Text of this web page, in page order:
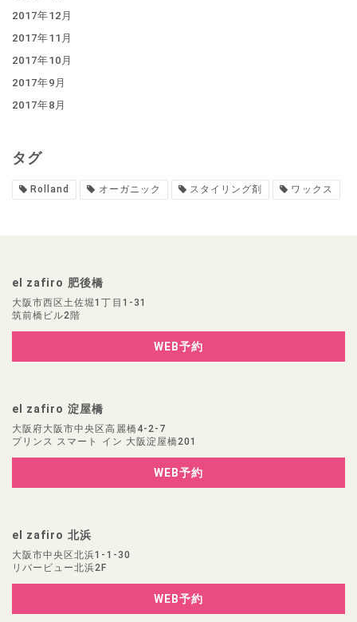
2017年12月
2017年11月
2017年10月
2017年9月
2017年8月
タグ
Rolland オーガニック スタイリング剤 ワックス
el zafiro 肥後橋
大阪市西区土佐堀1丁目1-31
筑前橋ビル2階
WEB予約
el zafiro 淀屋橋
大阪府大阪市中央区高麗橋4-2-7
プリンス スマート イン 大阪淀屋橋201
WEB予約
el zafiro 北浜
大阪市中央区北浜1-1-30
リバービュー北浜2F
WEB予約